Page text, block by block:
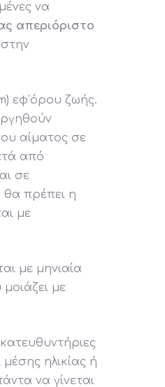
να
απεριόριστο
εφ’όρου ζωής.
αίματος σε
από
σε
θα πρέπει η
με
με μηνιαία
με
ηλικίας ή
να γίνεται